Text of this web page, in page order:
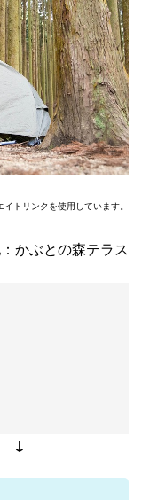
トリンクを使用しています。
かぶとの森テラス
↓